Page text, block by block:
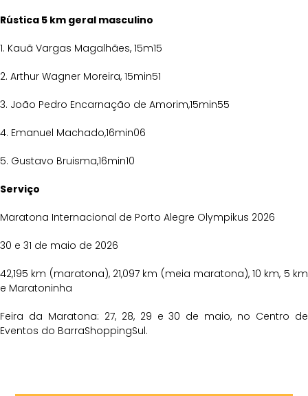
Rústica 5 km geral masculino
1. Kauã Vargas Magalhães, 15m15
2. Arthur Wagner Moreira, 15min51
3. João Pedro Encarnação de Amorim,15min55
4. Emanuel Machado,16min06
5. Gustavo Bruisma,16min10
Serviço
Maratona Internacional de Porto Alegre Olympikus 2026
30 e 31 de maio de 2026
42,195 km (maratona), 21,097 km (meia maratona), 10 km, 5 km
e Maratoninha
Feira da Maratona: 27, 28, 29 e 30 de maio, no Centro de
Eventos do BarraShoppingSul.